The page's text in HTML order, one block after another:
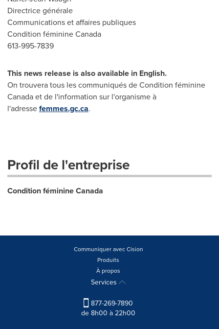
Directrice générale
Communications et affaires publiques
Condition féminine Canada
613-995-7839
This news release is also available in English.
On trouvera tous les communiqués de Condition féminine
Canada et de l'information sur l'organisme à
l'adressefemmes.gc.ca.
Profil de l'entreprise
Condition féminine Canada
Communiquer avec Cision
Produits
À propos
Services
877-269-7890
de 8h00 à 22h00